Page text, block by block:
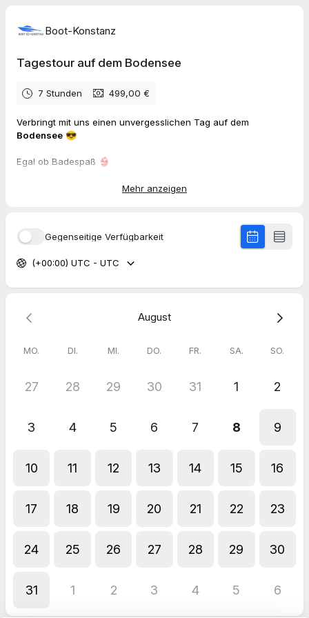
Boot-Konstanz
Tagestour auf dem Bodensee
7 Stunden 499,00 €
Verbringt mit uns einen unvergesslichen Tag auf dem
Bodensee 😎
Egal ob Badespaß 👙
Bitte beachte, dass du hier lediglich einen Termin buchen
Mehr anzeigen
Gegenseitige Verfügbarkeit
(+00:00) UTC - UTC
August
MO. DI. MI. DO. FR. SA. SO.
27 28 29 30 31 1 2
3 4 5 6 7 8 9
10 11 12 13 14 15 16
17 18 19 20 21 22 23
24 25 26 27 28 29 30
31 1 2 3 4 5 6